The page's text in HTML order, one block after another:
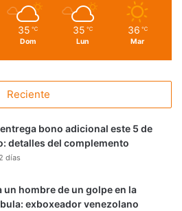
35 ℃
Dom
35 ℃
Lun
36 ℃
Mar
Reciente
bono adicional este 5 de
detalles del complemento
días
un hombre de un golpe en la
exboxeador venezolano